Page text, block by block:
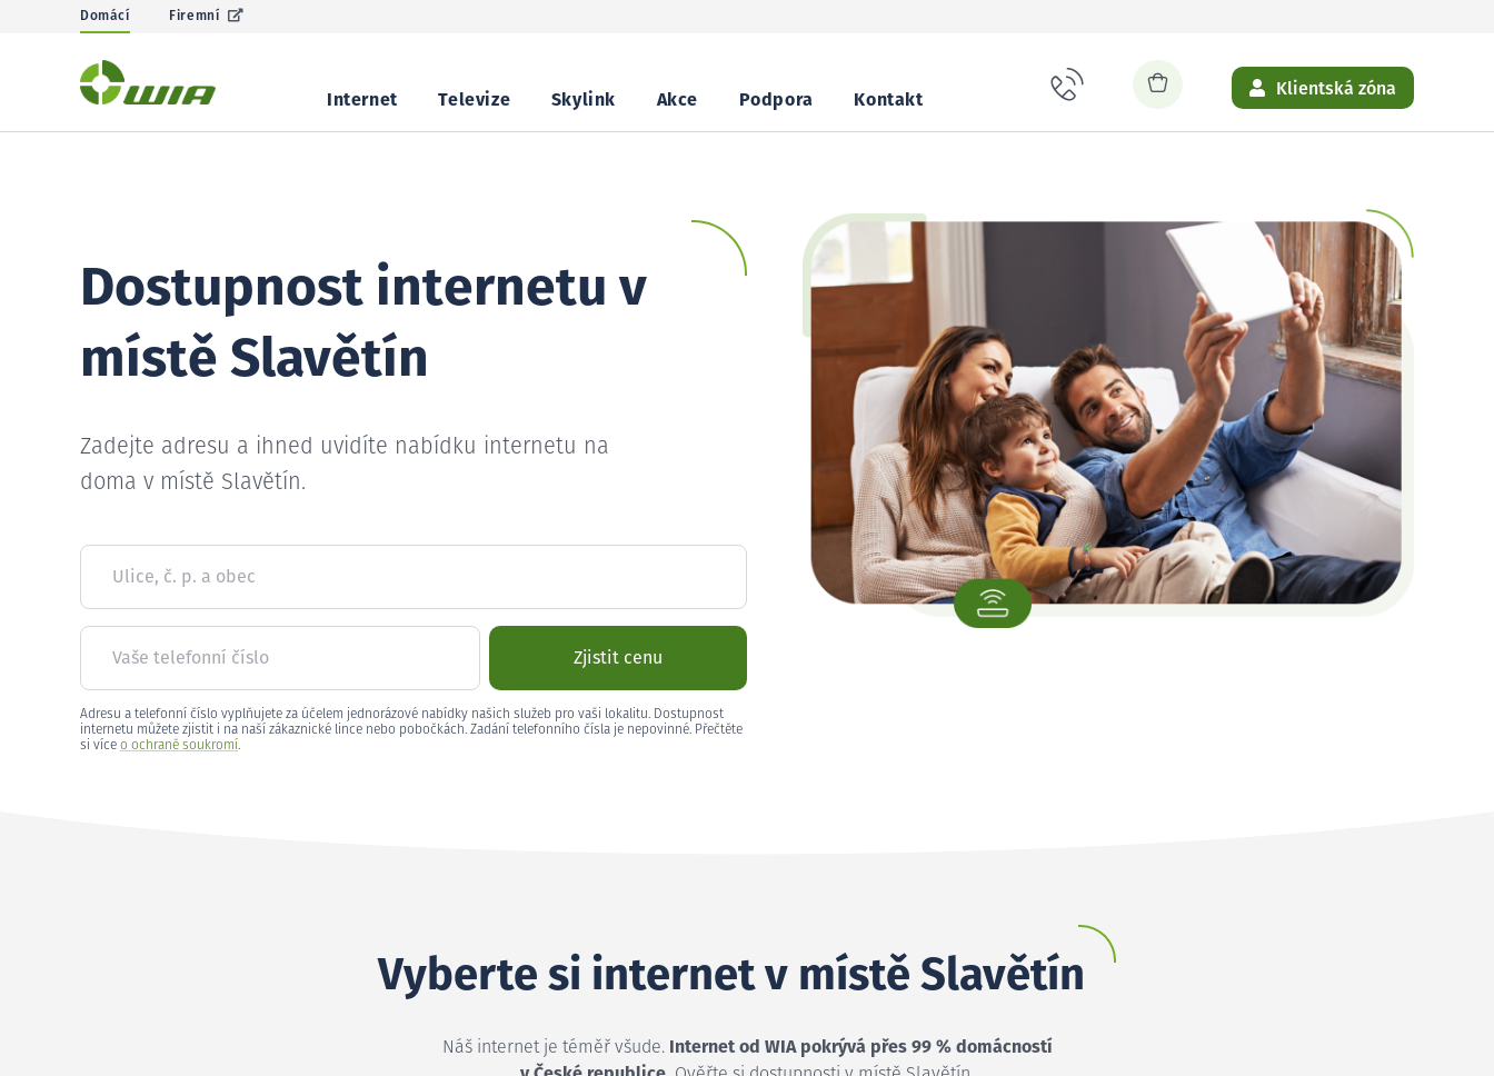
Domácí Firemní
Internet Televize Skylink Akce Podpora Kontakt
Klientská zóna
Dostupnost internetu v
místě Slavětín
Zadejte adresu a ihned uvidíte nabídku internetu na
doma v místě Slavětín.
Ulice, č. p. a obec
Vaše telefonní číslo Zjistit cenu
Adresu a telefonní číslo vyplňujete za účelem jednorázové nabídky našich služeb pro vaši lokalitu. Dostupnost
internetu můžete zjistit i na naší zákaznické lince nebo pobočkách. Zadání telefonního čísla je nepovinné. Přečtěte
si více o ochraně soukromí.
Vyberte si internet v místě Slavětín
Náš internet je téměř všude.
Internet od WIA pokrývá přes 99 % domácností